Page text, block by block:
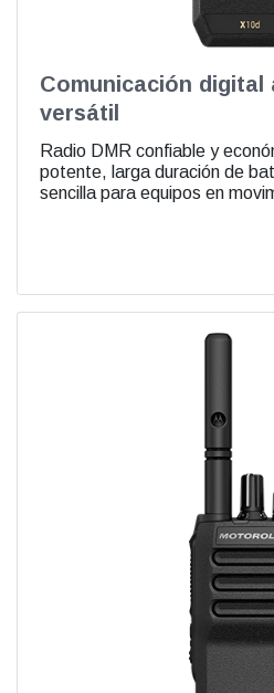
Comunicación digital
versátil
Radio DMR confiable y
potente, larga duración de
sencilla para equipos en